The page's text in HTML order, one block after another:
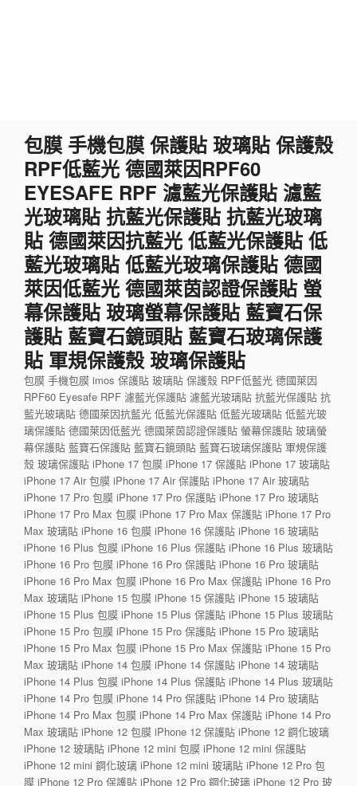
包膜 手機包膜 保護貼 玻璃貼 保護殼
RPF低藍光 德國萊因RPF60
EYESAFE RPF 濾藍光保護貼 濾藍
光玻璃貼 抗藍光保護貼 抗藍光玻璃
貼 德國萊因抗藍光 低藍光保護貼 低
藍光玻璃貼 低藍光玻璃保護貼 德國
萊因低藍光 德國萊茵認證保護貼 螢
幕保護貼 玻璃螢幕保護貼 藍寶石保
護貼 藍寶石鏡頭貼 藍寶石玻璃保護
貼 軍規保護殼 玻璃保護貼
包膜 手機包膜 imos 保護貼 玻璃貼 保護殼 RPF低藍光 德國萊因
RPF60 Eyesafe RPF 濾藍光保護貼 濾藍光玻璃貼 抗藍光保護貼 抗
藍光玻璃貼 德國萊因抗藍光 低藍光保護貼 低藍光玻璃貼 低藍光玻
璃保護貼 德國萊因低藍光 德國萊茵認證保護貼 螢幕保護貼 玻璃螢
幕保護貼 藍寶石保護貼 藍寶石鏡頭貼 藍寶石玻璃保護貼 軍規保護
殼 玻璃保護貼 iPhone 17 包膜 iPhone 17 保護貼 iPhone 17 玻璃貼
iPhone 17 Air 包膜 iPhone 17 Air 保護貼 iPhone 17 Air 玻璃貼
iPhone 17 Pro 包膜 iPhone 17 Pro 保護貼 iPhone 17 Pro 玻璃貼
iPhone 17 Pro Max 包膜 iPhone 17 Pro Max 保護貼 iPhone 17 Pro
Max 玻璃貼 iPhone 16 包膜 iPhone 16 保護貼 iPhone 16 玻璃貼
iPhone 16 Plus 包膜 iPhone 16 Plus 保護貼 iPhone 16 Plus 玻璃貼
iPhone 16 Pro 包膜 iPhone 16 Pro 保護貼 iPhone 16 Pro 玻璃貼
iPhone 16 Pro Max 包膜 iPhone 16 Pro Max 保護貼 iPhone 16 Pro
Max 玻璃貼 iPhone 15 包膜 iPhone 15 保護貼 iPhone 15 玻璃貼
iPhone 15 Plus 包膜 iPhone 15 Plus 保護貼 iPhone 15 Plus 玻璃貼
iPhone 15 Pro 包膜 iPhone 15 Pro 保護貼 iPhone 15 Pro 玻璃貼
iPhone 15 Pro Max 包膜 iPhone 15 Pro Max 保護貼 iPhone 15 Pro
Max 玻璃貼 iPhone 14 包膜 iPhone 14 保護貼 iPhone 14 玻璃貼
iPhone 14 Plus 包膜 iPhone 14 Plus 保護貼 iPhone 14 Plus 玻璃貼
iPhone 14 Pro 包膜 iPhone 14 Pro 保護貼 iPhone 14 Pro 玻璃貼
iPhone 14 Pro Max 包膜 iPhone 14 Pro Max 保護貼 iPhone 14 Pro
Max 玻璃貼 iPhone 12 包膜 iPhone 12 保護貼 iPhone 12 鋼化玻璃
iPhone 12 玻璃貼 iPhone 12 mini 包膜 iPhone 12 mini 保護貼
iPhone 12 mini 鋼化玻璃 iPhone 12 mini 玻璃貼 iPhone 12 Pro 包
膜 iPhone 12 Pro 保護貼 iPhone 12 Pro 鋼化玻璃 iPhone 12 Pro 玻